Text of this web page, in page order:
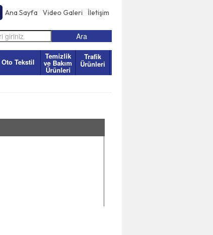
İletişim
Video Galeri
Ana Sayfa
Oto Tekstil
Temizlik
ve Bakım
Ürünleri
Trafik
Ürünleri